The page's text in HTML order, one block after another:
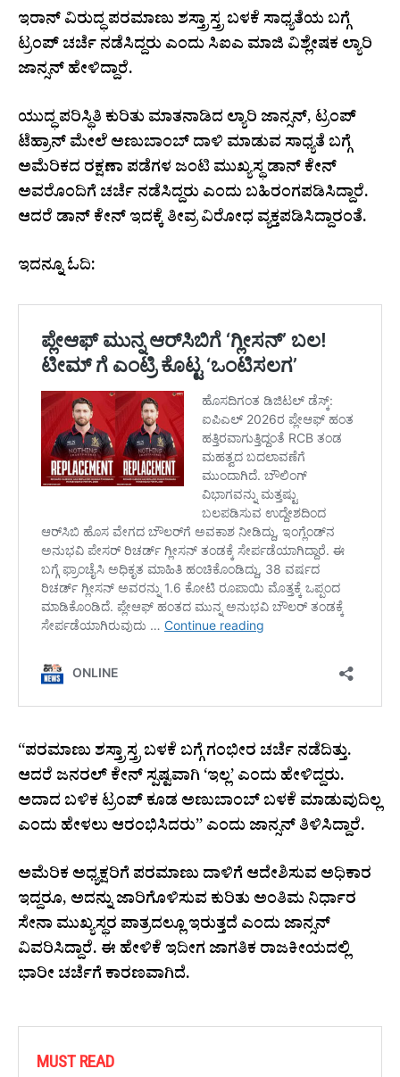
ಇರಾನ್ ವಿರುದ್ಧ ಪರಮಾಣು ಶಸ್ತ್ರಾಸ್ತ್ರ ಬಳಕೆ ಸಾಧ್ಯತೆಯ ಬಗ್ಗೆ
ಟ್ರಂಪ್ ಚರ್ಚೆ ನಡೆಸಿದ್ದರು ಎಂದು ಸಿಐಎ ಮಾಜಿ ವಿಶ್ಲೇಷಕ ಲ್ಯಾರಿ
ಜಾನ್ಸನ್ ಹೇಳಿದ್ದಾರೆ.
ಯುದ್ಧ ಪರಿಸ್ಥಿತಿ ಕುರಿತು ಮಾತನಾಡಿದ ಲ್ಯಾರಿ ಜಾನ್ಸನ್, ಟ್ರಂಪ್
ಟೆಹ್ರಾನ್ ಮೇಲೆ ಅಣುಬಾಂಬ್ ದಾಳಿ ಮಾಡುವ ಸಾಧ್ಯತೆ ಬಗ್ಗೆ
ಅಮೆರಿಕದ ರಕ್ಷಣಾ ಪಡೆಗಳ ಜಂಟಿ ಮುಖ್ಯಸ್ಥ ಡಾನ್ ಕೇನ್
ಅವರೊಂದಿಗೆ ಚರ್ಚೆ ನಡೆಸಿದ್ದರು ಎಂದು ಬಹಿರಂಗಪಡಿಸಿದ್ದಾರೆ.
ಆದರೆ ಡಾನ್ ಕೇನ್ ಇದಕ್ಕೆ ತೀವ್ರ ವಿರೋಧ ವ್ಯಕ್ತಪಡಿಸಿದ್ದಾರಂತೆ.
ಇದನ್ನೂ ಓದಿ:
“ಪರಮಾಣು ಶಸ್ತ್ರಾಸ್ತ್ರ ಬಳಕೆ ಬಗ್ಗೆ ಗಂಭೀರ ಚರ್ಚೆ ನಡೆದಿತ್ತು.
ಆದರೆ ಜನರಲ್ ಕೇನ್ ಸ್ಪಷ್ಟವಾಗಿ ‘ಇಲ್ಲ’ ಎಂದು ಹೇಳಿದ್ದರು.
ಅದಾದ ಬಳಿಕ ಟ್ರಂಪ್ ಕೂಡ ಅಣುಬಾಂಬ್ ಬಳಕೆ ಮಾಡುವುದಿಲ್ಲ
ಎಂದು ಹೇಳಲು ಆರಂಭಿಸಿದರು” ಎಂದು ಜಾನ್ಸನ್ ತಿಳಿಸಿದ್ದಾರೆ.
ಅಮೆರಿಕ ಅಧ್ಯಕ್ಷರಿಗೆ ಪರಮಾಣು ದಾಳಿಗೆ ಆದೇಶಿಸುವ ಅಧಿಕಾರ
ಇದ್ದರೂ, ಅದನ್ನು ಜಾರಿಗೊಳಿಸುವ ಕುರಿತು ಅಂತಿಮ ನಿರ್ಧಾರ
ಸೇನಾ ಮುಖ್ಯಸ್ಥರ ಪಾತ್ರದಲ್ಲೂ ಇರುತ್ತದೆ ಎಂದು ಜಾನ್ಸನ್
ವಿವರಿಸಿದ್ದಾರೆ. ಈ ಹೇಳಿಕೆ ಇದೀಗ ಜಾಗತಿಕ ರಾಜಕೀಯದಲ್ಲಿ
ಭಾರೀ ಚರ್ಚೆಗೆ ಕಾರಣವಾಗಿದೆ.
MUST READ